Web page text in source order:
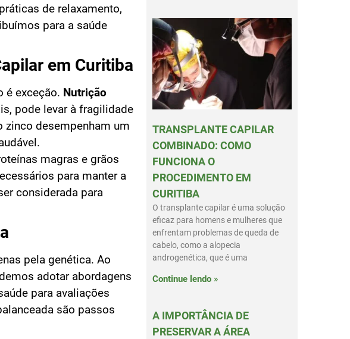
de relaxamento,
para a saúde
em Curitiba
é exceção. Nutrição
pode levar à fragilidade
desempenham um
magras e grãos
para manter a
considerada para
pela genética. Ao
adotar abordagens
para avaliações
são passos
TRANSPLANTE CAPILAR
COMBINADO: COMO
FUNCIONA O
PROCEDIMENTO EM
CURITIBA
O transplante capilar é uma solução
eficaz para homens e mulheres que
enfrentam problemas de queda de
cabelo, como a alopecia
androgenética, que é uma
Continue lendo »
A IMPORTÂNCIA DE
PRESERVAR A ÁREA